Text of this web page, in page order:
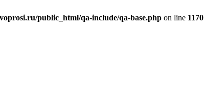
public_html/qa-include/qa-base.php on line 1170